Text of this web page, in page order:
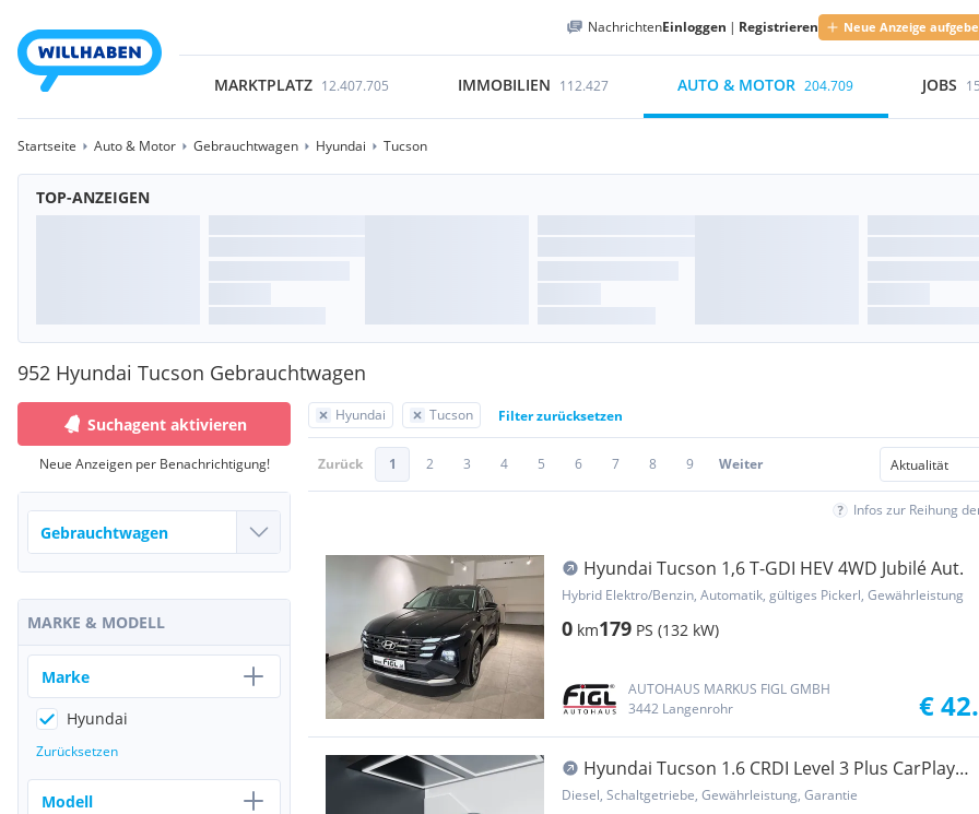
NachrichtenEinloggen | Registrieren Neue Anzeige
MARKTPLATZ 12.407.705 IMMOBILIEN 112.427 AUTO & MOTOR 204.709 JOBS
Startseite Auto & Motor Gebrauchtwagen Hyundai Tucson
TOP-ANZEIGEN
952 Hyundai Tucson Gebrauchtwagen
Hyundai Tucson Filter zurücksetzen
Zurück 1 2 3 4 5 6 7 8 9 Weiter
Infos zur Reihung
Hyundai Tucson 1,6 T-GDI HEV 4WD Jubilé Aut.
Hybrid Elektro/Benzin, Automatik, gültiges Pickerl, Gewährleistung
0 km179 PS (132 kW)
AUTOHAUS MARKUS FIGL GMBH
3442 Langenrohr
€
Hyundai Tucson 1.6 CRDI Level 3 Plus CarPlay
DAB LED PTS
Diesel, Schaltgetriebe, Gewährleistung, Garantie
Suchagent aktivieren
Neue Anzeigen per Benachrichtigung!
MARKE & MODELL
Marke
Hyundai
Zurücksetzen
Modell